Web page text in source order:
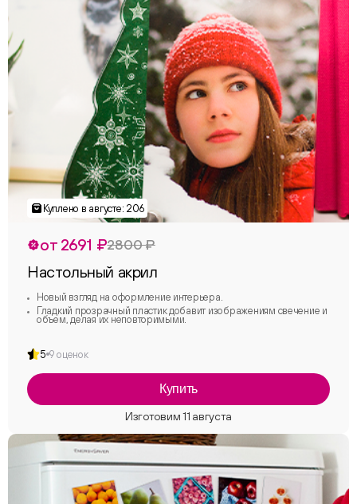
от 2691 ₽2800 ₽
Настольный акрил
Новый взгляд на оформление интерьера.
Гладкий прозрачный пластик добавит изображениям свечение и
объем, делая их неповторимыми.
5 9 оценок
Купить